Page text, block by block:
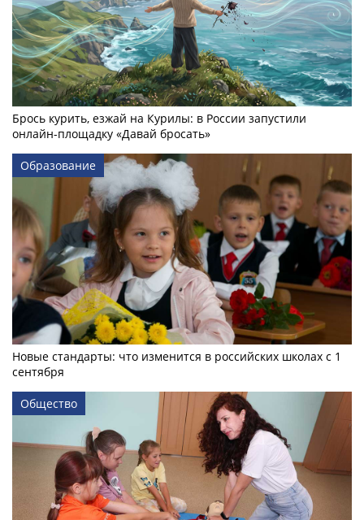
Брось курить, езжай на Курилы: в России запустили
онлайн-­площадку «Давай бросать»
Образование
Новые стандарты: что изменится в российских школах с 1
сентября
Общество